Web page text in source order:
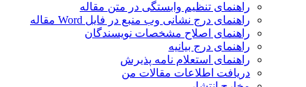
راهنمای تنظیم وابستگی در متن مقاله
راهنمای درج نشانی وب منبع در فایل Word مقاله
راهنمای اصلاح مشخصات نویسندگان
راهنمای درج بیانیه
راهنمای استعلام نامه پذیرش
دریافت اطلاعات مقالات من